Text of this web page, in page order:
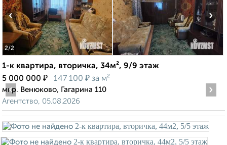
2/2
‹ ›
1-к квартира, вторичка, 34м², 9/9 этаж
5 000 000 ₽ 147 100 ₽ за м²
мкр. Венюково, Гагарина 110
Агентство, 05.08.2026
‹ ›